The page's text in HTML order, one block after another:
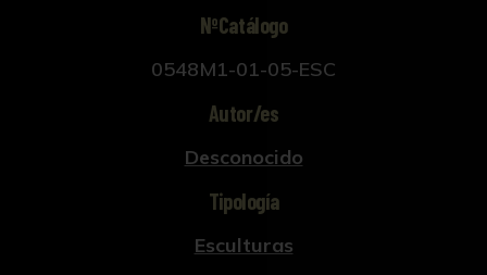
NºCatálogo
0548M1-01-05-ESC
Autor/es
Desconocido
Tipología
Esculturas